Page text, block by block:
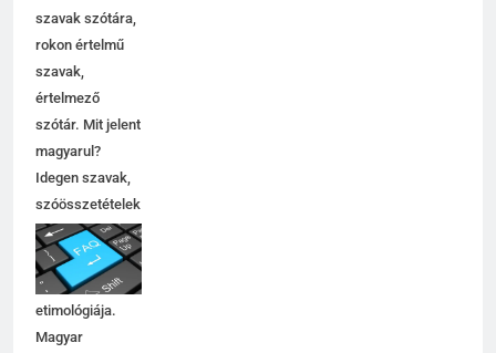
szavak szótára,
rokon értelmű
szavak,
értelmező
szótár. Mit jelent
magyarul?
Idegen szavak,
szóösszetételek
jelentése,
magyarázata,
használata,
etimológiája.
Magyar